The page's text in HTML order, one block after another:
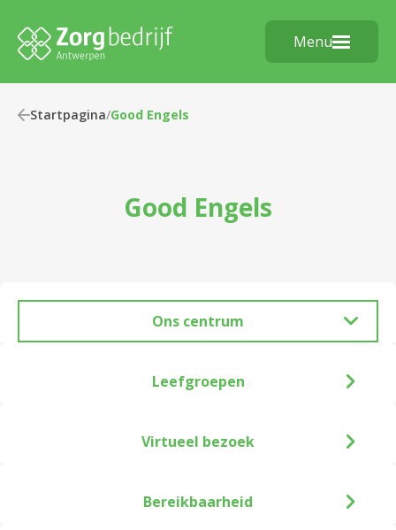
Menu
Startpagina/Good Engels
Good Engels
Ons centrum
Leefgroepen
Virtueel bezoek
Bereikbaarheid